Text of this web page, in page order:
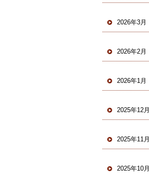
2026年3月
2026年2月
2026年1月
2025年12月
2025年11月
2025年10月